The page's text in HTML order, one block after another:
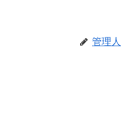
管理人